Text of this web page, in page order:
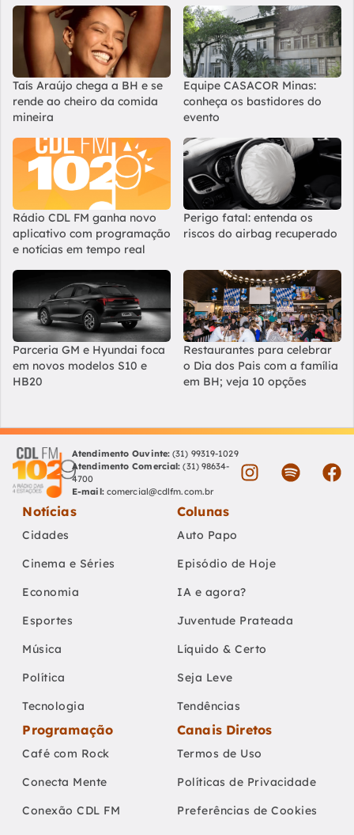
Taís Araújo chega a BH e se
rende ao cheiro da comida
mineira
Equipe CASACOR Minas:
conheça os bastidores do
evento
Rádio CDL FM ganha novo
aplicativo com programação
e notícias em tempo real
Perigo fatal: entenda os
riscos do airbag recuperado
Parceria GM e Hyundai foca
em novos modelos S10 e
HB20
Restaurantes para celebrar
o Dia dos Pais com a família
em BH; veja 10 opções
Atendimento Ouvinte: (31) 99319-1029
Atendimento Comercial: (31) 98634-
4700
E-mail: comercial@cdlfm.com.br
Notícias
Cidades
Cinema e Séries
Economia
Esportes
Música
Política
Tecnologia
Colunas
Auto Papo
Episódio de Hoje
IA e agora?
Juventude Prateada
Líquido & Certo
Seja Leve
Tendências
Programação
Café com Rock
Conecta Mente
Conexão CDL FM
Canais Diretos
Termos de Uso
Políticas de Privacidade
Preferências de Cookies